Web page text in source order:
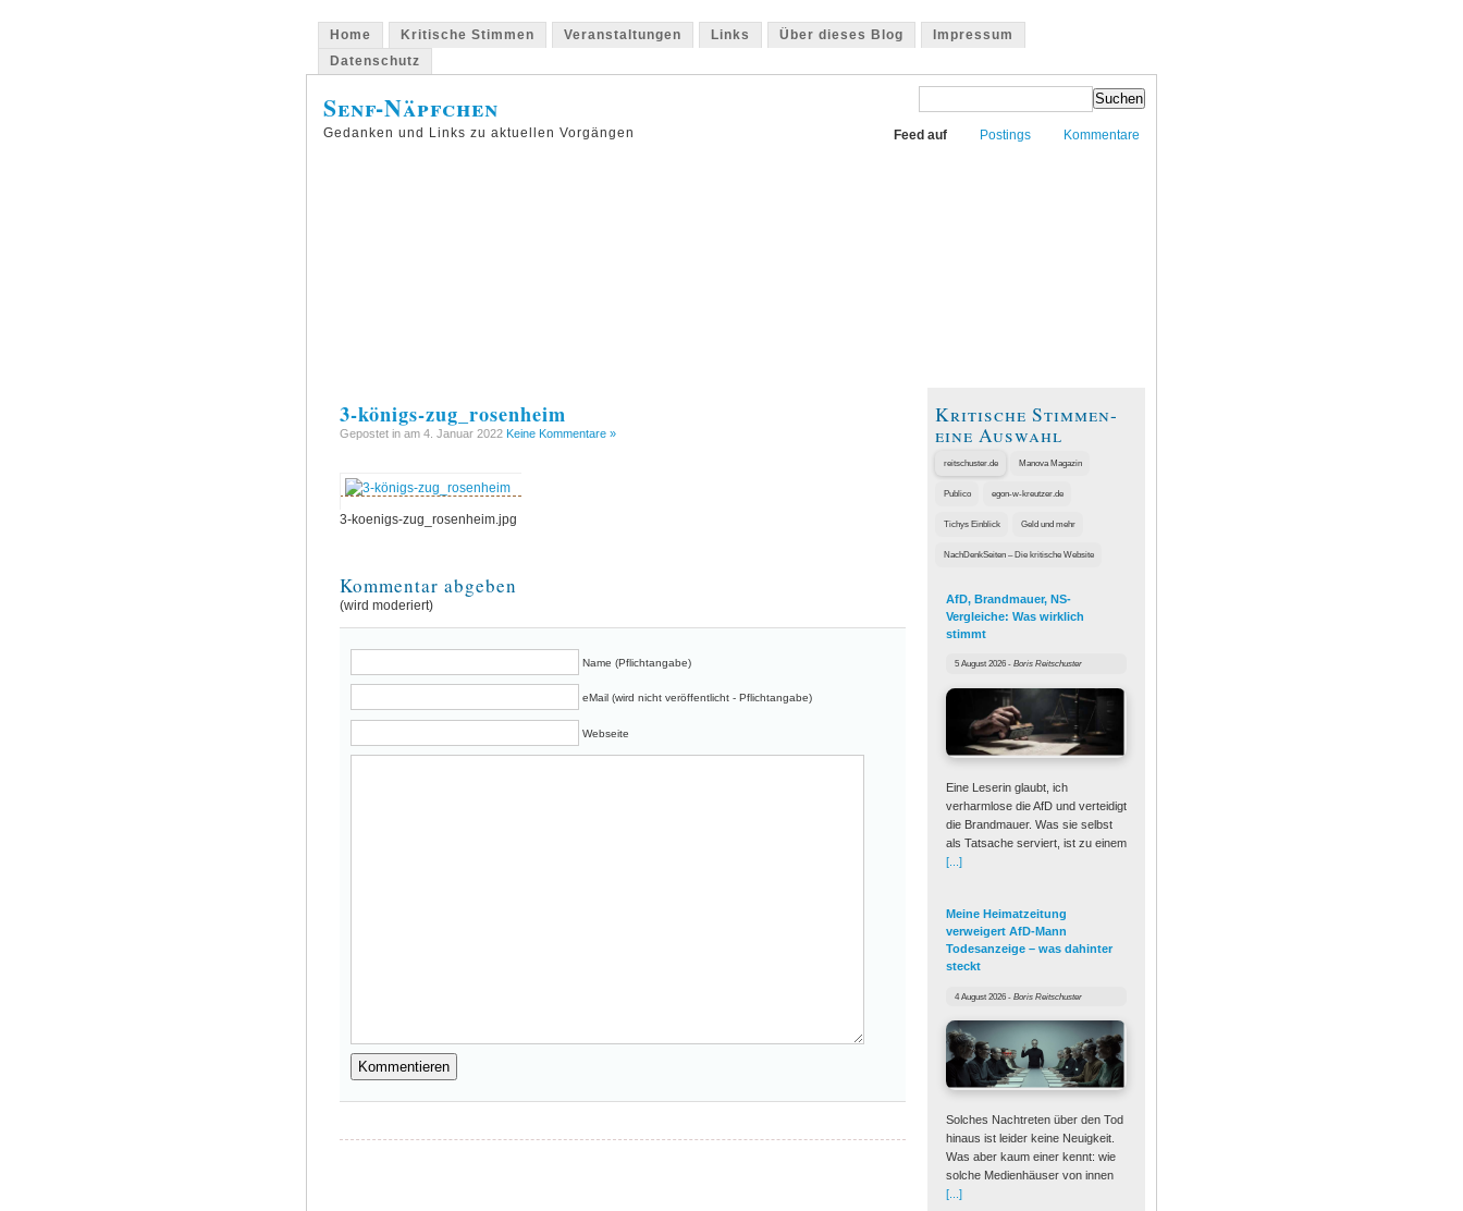
Home Kritische Stimmen Veranstaltungen Links Über dieses Blog
Impressum
Datenschutz
Senf-Näpfchen
Gedanken und Links zu aktuellen Vorgängen Feed auf Postings Kommentare
3-königs-zug_rosenheim
Gepostet in am 4. Januar 2022 Keine Kommentare »
3-koenigs-zug_rosenheim.jpg
Kommentar abgeben
(wird moderiert)
Name (Pflichtangabe)
eMail (wird nicht veröffentlicht - Pflichtangabe)
Webseite
Kritische Stimmen-
eine Auswahl
reitschuster.de Manova Magazin
Publico egon-w-kreutzer.de
Tichys Einblick Geld und mehr
NachDenkSeiten – Die kritische Website
AfD, Brandmauer, NS-
Vergleiche: Was wirklich
stimmt
5 August 2026- Boris Reitschuster
Eine Leserin glaubt, ich
verharmlose die AfD und verteidigt
die Brandmauer. Was sie selbst
als Tatsache serviert, ist zu einem
[...]
Meine Heimatzeitung
verweigert AfD-Mann
Todesanzeige – was dahinter
steckt
4 August 2026- Boris Reitschuster
Solches Nachtreten über den Tod
hinaus ist leider keine Neuigkeit.
Was aber kaum einer kennt: wie
solche Medienhäuser von innen
[...]